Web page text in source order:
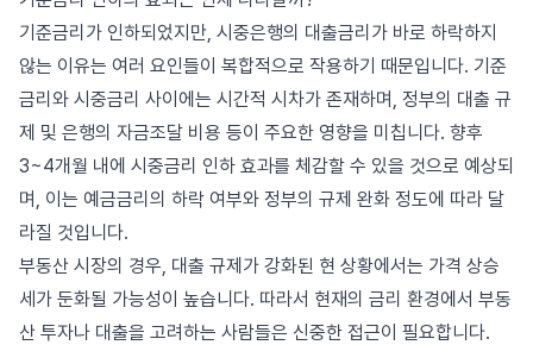
기준금리가 인하되었지만, 시중은행의 대출금리가 바로 하락하지
않는 이유는 여러 요인들이 복합적으로 작용하기 때문입니다. 기준
금리와 시중금리 사이에는 시간적 시차가 존재하며, 정부의 대출 규
제 및 은행의 자금조달 비용 등이 주요한 영향을 미칩니다. 향후
3~4개월 내에 시중금리 인하 효과를 체감할 수 있을 것으로 예상되
며, 이는 예금금리의 하락 여부와 정부의 규제 완화 정도에 따라 달
라질 것입니다.
부동산 시장의 경우, 대출 규제가 강화된 현 상황에서는 가격 상승
세가 둔화될 가능성이 높습니다. 따라서 현재의 금리 환경에서 부동
산 투자나 대출을 고려하는 사람들은 신중한 접근이 필요합니다.